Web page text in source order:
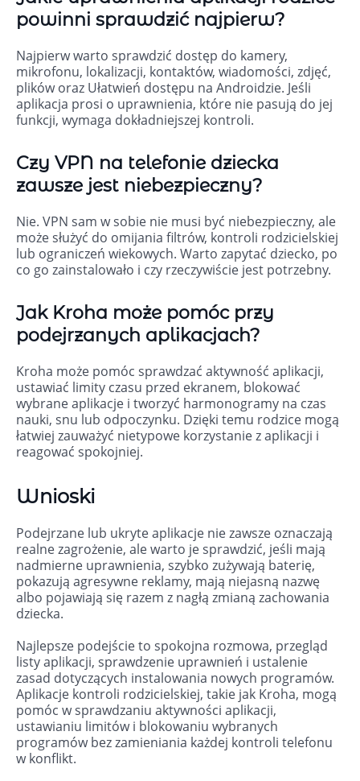
powinni sprawdzić najpierw?
Najpierw warto sprawdzić dostęp do kamery,
mikrofonu, lokalizacji, kontaktów, wiadomości, zdjęć,
plików oraz Ułatwień dostępu na Androidzie. Jeśli
aplikacja prosi o uprawnienia, które nie pasują do jej
funkcji, wymaga dokładniejszej kontroli.
Czy VPN na telefonie dziecka
zawsze jest niebezpieczny?
Nie. VPN sam w sobie nie musi być niebezpieczny, ale
może służyć do omijania filtrów, kontroli rodzicielskiej
lub ograniczeń wiekowych. Warto zapytać dziecko, po
co go zainstalowało i czy rzeczywiście jest potrzebny.
Jak Kroha może pomóc przy
podejrzanych aplikacjach?
Kroha może pomóc sprawdzać aktywność aplikacji,
ustawiać limity czasu przed ekranem, blokować
wybrane aplikacje i tworzyć harmonogramy na czas
nauki, snu lub odpoczynku. Dzięki temu rodzice mogą
łatwiej zauważyć nietypowe korzystanie z aplikacji i
reagować spokojniej.
Wnioski
Podejrzane lub ukryte aplikacje nie zawsze oznaczają
realne zagrożenie, ale warto je sprawdzić, jeśli mają
nadmierne uprawnienia, szybko zużywają baterię,
pokazują agresywne reklamy, mają niejasną nazwę
albo pojawiają się razem z nagłą zmianą zachowania
dziecka.
Najlepsze podejście to spokojna rozmowa, przegląd
listy aplikacji, sprawdzenie uprawnień i ustalenie
zasad dotyczących instalowania nowych programów.
Aplikacje kontroli rodzicielskiej, takie jak Kroha, mogą
pomóc w sprawdzaniu aktywności aplikacji,
ustawianiu limitów i blokowaniu wybranych
programów bez zamieniania każdej kontroli telefonu
w konflikt.